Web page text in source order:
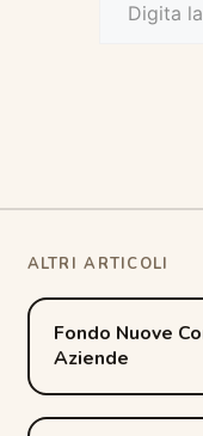
Post
navigation
Fondo Nuove
Aziende